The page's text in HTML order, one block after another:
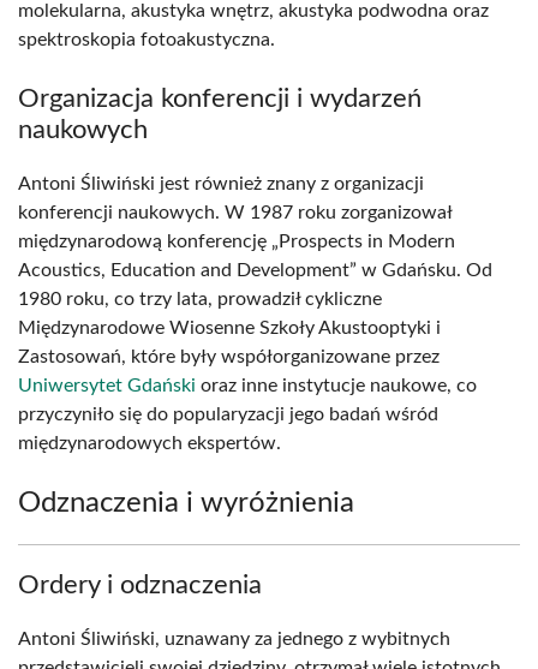
molekularna, akustyka wnętrz, akustyka podwodna oraz
spektroskopia fotoakustyczna.
Organizacja konferencji i wydarzeń
naukowych
Antoni Śliwiński jest również znany z organizacji
konferencji naukowych. W 1987 roku zorganizował
międzynarodową konferencję „Prospects in Modern
Acoustics, Education and Development” w Gdańsku. Od
1980 roku, co trzy lata, prowadził cykliczne
Międzynarodowe Wiosenne Szkoły Akustooptyki i
Zastosowań, które były współorganizowane przez
Uniwersytet Gdański oraz inne instytucje naukowe, co
przyczyniło się do popularyzacji jego badań wśród
międzynarodowych ekspertów.
Odznaczenia i wyróżnienia
Ordery i odznaczenia
Antoni Śliwiński, uznawany za jednego z wybitnych